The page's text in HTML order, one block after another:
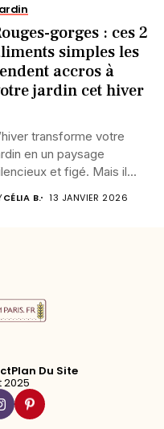
gorges : ces 2
simples les
accros à
jardin cet hiver
transforme votre
en un paysage
et figé. Mais il...
CÉLIA B. 13 JANVIER 2026
Plan Du Site